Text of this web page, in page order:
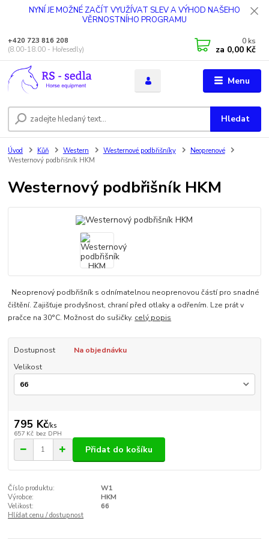
NYNÍ JE MOŽNÉ ZAČÍT VYUŽÍVAT SLEV A VÝHOD NAŠEHO
VĚRNOSTNÍHO PROGRAMU
Menu
Hledat
+420 723 816 208
(8.00-18.00 - Hořesedly)
0 ks
za 0,00 Kč
Úvod Kůň Western Westernové podbřišníky
Neoprenové
Westernový podbřišník HKM
Westernový podbřišník HKM
Neoprenový podbřišník s odnímatelnou neoprenovou částí pro snadné
čištění. Zajišťuje prodyšnost, chraní před otlaky a odřením. Lze prát v
pračce na 30°C. Možnost do sušičky. celý popis
Dostupnost
Na objednávku
Velikost
795 Kč/ks
657 Kč bez DPH
Přidat do košíku
Číslo produktu:
W1
Výrobce:
HKM
Velikost:
66
Hlídat cenu / dostupnost